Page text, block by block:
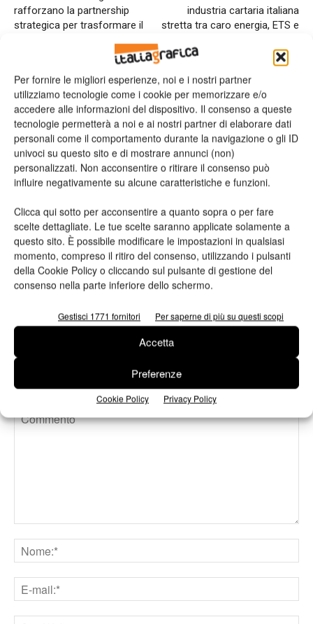
Per fornire le migliori esperienze, noi e i nostri partner
utilizziamo tecnologie come i cookie per memorizzare e/o
accedere alle informazioni del dispositivo. Il consenso a queste
tecnologie permetterà a noi e ai nostri partner di elaborare dati
personali come il comportamento durante la navigazione o gli ID
univoci su questo sito e di mostrare annunci (non)
personalizzati. Non acconsentire o ritirare il consenso può
influire negativamente su alcune caratteristiche e funzioni.
Clicca qui sotto per acconsentire a quanto sopra o per fare
scelte dettagliate. Le tue scelte saranno applicate solamente a
questo sito. È possibile modificare le impostazioni in qualsiasi
momento, compreso il ritiro del consenso, utilizzando i pulsanti
della Cookie Policy o cliccando sul pulsante di gestione del
consenso nella parte inferiore dello schermo.
Gestisci 1771 fornitori Per saperne di più su questi scopi
Accetta
Preferenze
Cookie Policy Privacy Policy
rafforzano la partnership
strategica per trasformare il
industria cartaria italiana
stretta tra caro energia, ETS e
ARTICOLI CORRELATI ALTRO DALL'AUTORE
Viscom 2026 cambia volto: debutta il
nuovo format Exhibition & Conference
Assografici celebra 80 anni, a Milano
due giornate dedicate al futuro della
filiera grafica e cartotecnica
Heidelberg punta su packaging,
digitale e nuove tecnologie: approvata
LASCIA UN COMMENTO